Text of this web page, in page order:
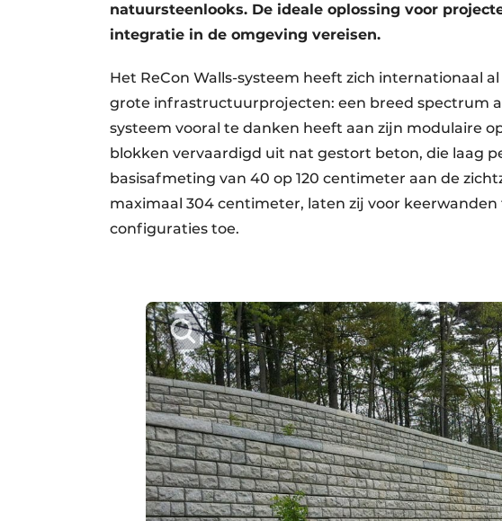
natuursteenlooks. De ideale oplossing voor
integratie in de omgeving vereisen.
Het ReCon Walls-systeem heeft zich internationaal
grote infrastructuurprojecten: een breed spectrum
systeem vooral te danken heeft aan zijn modulaire
blokken vervaardigd uit nat gestort beton, die laag
basisafmeting van 40 op 120 centimeter aan de
maximaal 304 centimeter, laten zij voor
configuraties toe.